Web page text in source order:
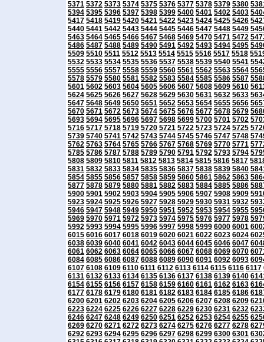
5371 5372 5373 5374 5375 5376 5377 5378 5379 5380
5394 5395 5396 5397 5398 5399 5400 5401 5402 5403
5417 5418 5419 5420 5421 5422 5423 5424 5425 5426
5440 5441 5442 5443 5444 5445 5446 5447 5448 5449
5463 5464 5465 5466 5467 5468 5469 5470 5471 5472
5486 5487 5488 5489 5490 5491 5492 5493 5494 5495
5509 5510 5511 5512 5513 5514 5515 5516 5517 5518
5532 5533 5534 5535 5536 5537 5538 5539 5540 5541
5555 5556 5557 5558 5559 5560 5561 5562 5563 5564
5578 5579 5580 5581 5582 5583 5584 5585 5586 5587
5601 5602 5603 5604 5605 5606 5607 5608 5609 5610
5624 5625 5626 5627 5628 5629 5630 5631 5632 5633
5647 5648 5649 5650 5651 5652 5653 5654 5655 5656
5670 5671 5672 5673 5674 5675 5676 5677 5678 5679
5693 5694 5695 5696 5697 5698 5699 5700 5701 5702
5716 5717 5718 5719 5720 5721 5722 5723 5724 5725
5739 5740 5741 5742 5743 5744 5745 5746 5747 5748
5762 5763 5764 5765 5766 5767 5768 5769 5770 5771
5785 5786 5787 5788 5789 5790 5791 5792 5793 5794
5808 5809 5810 5811 5812 5813 5814 5815 5816 5817
5831 5832 5833 5834 5835 5836 5837 5838 5839 5840
5854 5855 5856 5857 5858 5859 5860 5861 5862 5863
5877 5878 5879 5880 5881 5882 5883 5884 5885 5886
5900 5901 5902 5903 5904 5905 5906 5907 5908 5909
5923 5924 5925 5926 5927 5928 5929 5930 5931 5932
5946 5947 5948 5949 5950 5951 5952 5953 5954 5955
5969 5970 5971 5972 5973 5974 5975 5976 5977 5978
5992 5993 5994 5995 5996 5997 5998 5999 6000 6001
6015 6016 6017 6018 6019 6020 6021 6022 6023 6024
6038 6039 6040 6041 6042 6043 6044 6045 6046 6047
6061 6062 6063 6064 6065 6066 6067 6068 6069 6070
6084 6085 6086 6087 6088 6089 6090 6091 6092 6093
6107 6108 6109 6110 6111 6112 6113 6114 6115 6116 6117
6131 6132 6133 6134 6135 6136 6137 6138 6139 6140
6154 6155 6156 6157 6158 6159 6160 6161 6162 6163
6177 6178 6179 6180 6181 6182 6183 6184 6185 6186
6200 6201 6202 6203 6204 6205 6206 6207 6208 6209
6223 6224 6225 6226 6227 6228 6229 6230 6231 6232
6246 6247 6248 6249 6250 6251 6252 6253 6254 6255
6269 6270 6271 6272 6273 6274 6275 6276 6277 6278
6292 6293 6294 6295 6296 6297 6298 6299 6300 6301